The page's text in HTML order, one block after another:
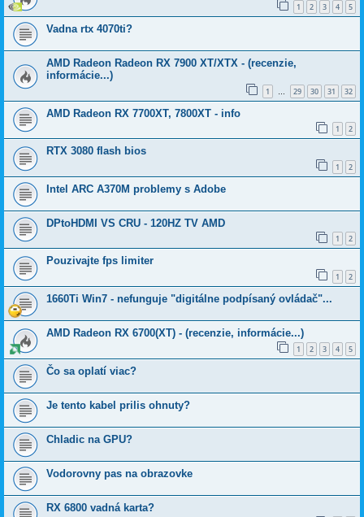
1 2 3 4 5
Vadna rtx 4070ti?
AMD Radeon Radeon RX 7900 XT/XTX - (recenzie,
informácie...)
1 … 29 30 31 32
AMD Radeon RX 7700XT, 7800XT - info
1 2
RTX 3080 flash bios
1 2
Intel ARC A370M problemy s Adobe
DPtoHDMI VS CRU - 120HZ TV AMD
1 2
Pouzivajte fps limiter
1 2
1660Ti Win7 - nefunguje "digitálne podpísaný ovládač"...
AMD Radeon RX 6700(XT) - (recenzie, informácie...)
1 2 3 4 5
Čo sa oplatí viac?
Je tento kabel prilis ohnuty?
Chladic na GPU?
Vodorovny pas na obrazovke
RX 6800 vadná karta?